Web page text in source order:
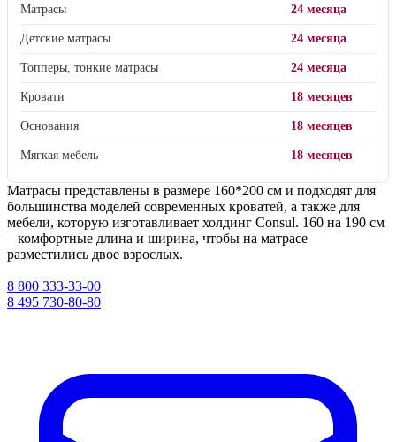
Матрасы 24 месяца
Детские матрасы 24 месяца
Топперы, тонкие матрасы 24 месяца
Кровати 18 месяцев
Основания 18 месяцев
Мягкая мебель 18 месяцев
Матрасы представлены в размере 160*200 см и подходят для
большинства моделей современных кроватей, а также для
мебели, которую изготавливает холдинг Consul. 160 на 190 см
– комфортные длина и ширина, чтобы на матрасе
разместились двое взрослых.
8 800 333-33-00
8 495 730-80-80